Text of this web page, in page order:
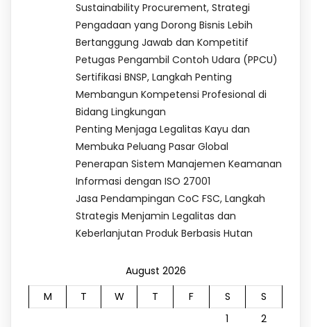
Sustainability Procurement, Strategi
Pengadaan yang Dorong Bisnis Lebih
Bertanggung Jawab dan Kompetitif
Petugas Pengambil Contoh Udara (PPCU)
Sertifikasi BNSP, Langkah Penting
Membangun Kompetensi Profesional di
Bidang Lingkungan
Penting Menjaga Legalitas Kayu dan
Membuka Peluang Pasar Global
Penerapan Sistem Manajemen Keamanan
Informasi dengan ISO 27001
Jasa Pendampingan CoC FSC, Langkah
Strategis Menjamin Legalitas dan
Keberlanjutan Produk Berbasis Hutan
August 2026
M
T W T F S
S
1
2